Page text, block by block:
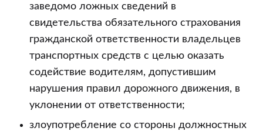
заведомо ложных сведений в
свидетельства обязательного страхования
гражданской ответственности владельцев
транспортных средств с целью оказать
содействие водителям, допустившим
нарушения правил дорожного движения, в
уклонении от ответственности;
злоупотребление со стороны должностных